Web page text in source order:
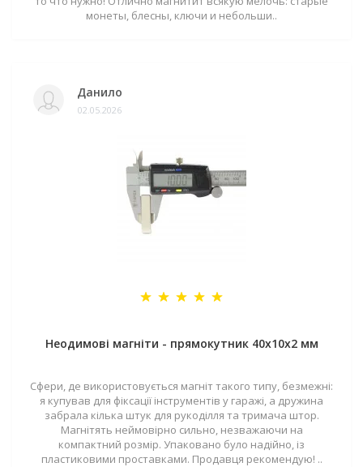
монеты, блесны, ключи и небольши..
Данило
02.05.2026
Неодимові магніти - прямокутник 40x10x2 мм
Сфери, де використовується магніт такого типу, безмежні:
я купував для фіксації інструментів у гаражі, а дружина
забрала кілька штук для рукоділля та тримача штор.
Магнітять неймовірно сильно, незважаючи на
компактний розмір. Упаковано було надійно, із
пластиковими проставками. Продавця рекомендую! ..